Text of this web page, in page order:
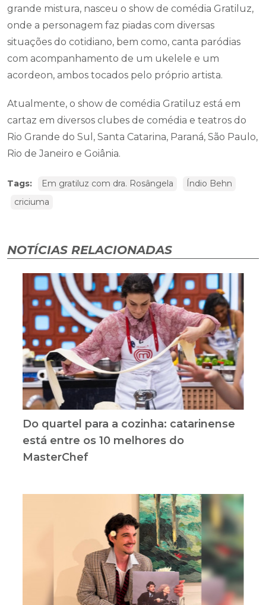
grande mistura, nasceu o show de comédia Gratiluz,
onde a personagem faz piadas com diversas
situações do cotidiano, bem como, canta paródias
com acompanhamento de um ukelele e um
acordeon, ambos tocados pelo próprio artista.
Atualmente, o show de comédia Gratiluz está em
cartaz em diversos clubes de comédia e teatros do
Rio Grande do Sul, Santa Catarina, Paraná, São Paulo,
Rio de Janeiro e Goiânia.
Tags: Em gratiluz com dra. Rosângela
Índio Behn
criciuma
NOTÍCIAS RELACIONADAS
Do quartel para a cozinha: catarinense
está entre os 10 melhores do
MasterChef